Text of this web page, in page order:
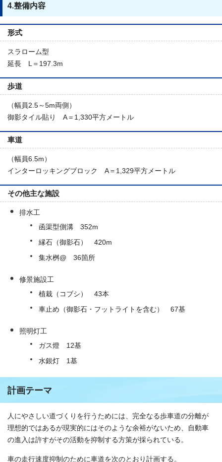
4.整備内容
形式
スラローム型
延長 L＝197.3m
歩道
（幅員2.5～5m両側）
御影タイル貼り A＝1,330平方メートル
車道
（幅員6.5m）
インターロッキングブロック A＝1,329平方メートル
その他主な施設
排水工
函渠型側溝 352m
縁石（御影石） 420m
集水桝@ 36箇所
修景施設工
植栽（コブシ） 43本
車止め（御影石・フットライトを含む） 67基
照明灯工
ガス燈 12基
水銀灯 1基
計画テーマ
人にやさしい道づくりを行うためには、完全なる歩車道の分離が
理想的ではあるが現実的にはそのような余裕がないため、自動車
の進入は許すがその活動を抑制する方策が採られている。
車の走行速度抑制のために車道を次のとおり計画する。